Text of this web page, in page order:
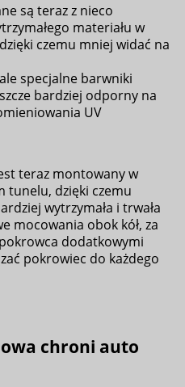
są teraz z nieco
materiału w
czemu mniej widać na
specjalne barwniki
bardziej odporny na
UV
teraz montowany w
tunelu, dzięki czemu
wytrzymała i trwała
mocowania obok kół, za
dodatkowymi
pokrowiec do każdego
chroni auto